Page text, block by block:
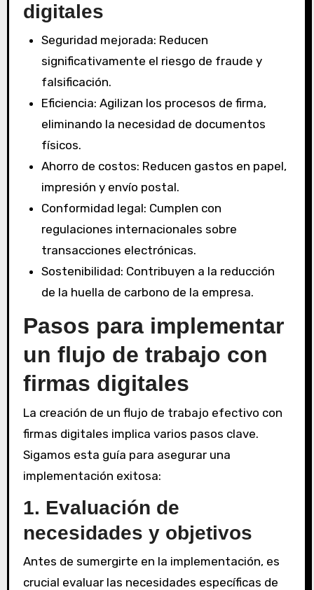
digitales
Seguridad mejorada: Reducen
significativamente el riesgo de fraude y
falsificación.
Eficiencia: Agilizan los procesos de firma,
eliminando la necesidad de documentos
físicos.
Ahorro de costos: Reducen gastos en papel,
impresión y envío postal.
Conformidad legal: Cumplen con
regulaciones internacionales sobre
transacciones electrónicas.
Sostenibilidad: Contribuyen a la reducción
de la huella de carbono de la empresa.
Pasos para implementar
un flujo de trabajo con
firmas digitales
La creación de un flujo de trabajo efectivo con
firmas digitales implica varios pasos clave.
Sigamos esta guía para asegurar una
implementación exitosa:
1. Evaluación de
necesidades y objetivos
Antes de sumergirte en la implementación, es
crucial evaluar las necesidades específicas de